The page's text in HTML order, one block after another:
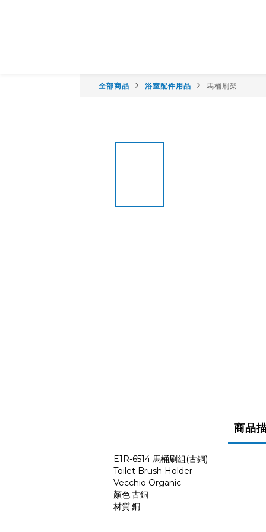
全部商品 浴室配件用品 馬桶刷架
商品
E1R-6514 馬桶刷組(古銅)
Toilet Brush Holder
Vecchio Organic
顏色:古銅
材質:銅